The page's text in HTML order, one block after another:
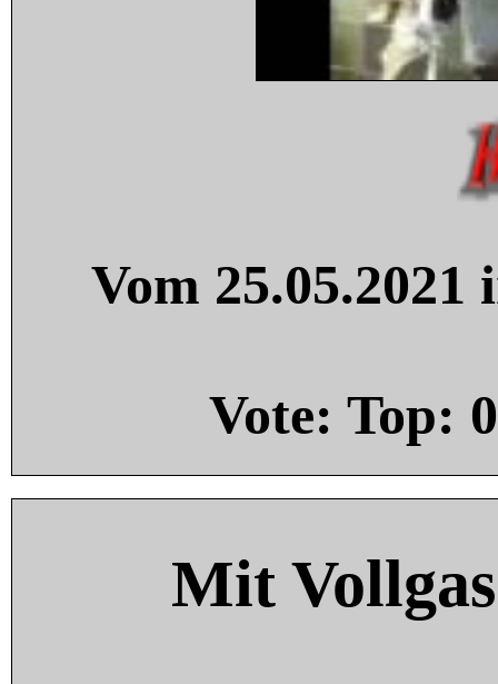
Vom
Vote: Top: 0
Mit